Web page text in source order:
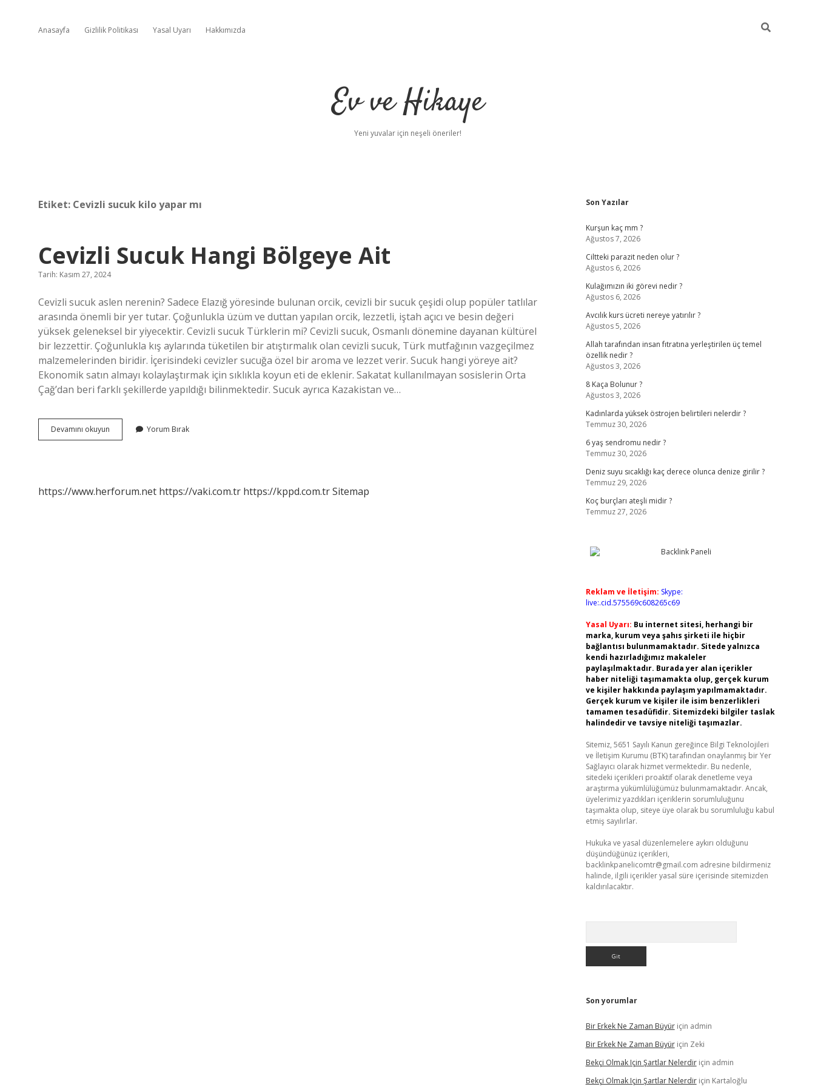
Anasayfa Gizlilik Politikası Yasal Uyarı Hakkımızda
Ev ve Hikaye
Yeni yuvalar için neşeli öneriler!
Etiket: Cevizli sucuk kilo yapar mı
Cevizli Sucuk Hangi Bölgeye Ait
Tarih: Kasım 27, 2024
Cevizli sucuk aslen nerenin? Sadece Elazığ yöresinde bulunan orcik, cevizli bir sucuk çeşidi olup popüler tatlılar
arasında önemli bir yer tutar. Çoğunlukla üzüm ve duttan yapılan orcik, lezzetli, iştah açıcı ve besin değeri
yüksek geleneksel bir yiyecektir. Cevizli sucuk Türklerin mi? Cevizli sucuk, Osmanlı dönemine dayanan kültürel
bir lezzettir. Çoğunlukla kış aylarında tüketilen bir atıştırmalık olan cevizli sucuk, Türk mutfağının vazgeçilmez
malzemelerinden biridir. İçerisindeki cevizler sucuğa özel bir aroma ve lezzet verir. Sucuk hangi yöreye ait?
Ekonomik satın almayı kolaylaştırmak için sıklıkla koyun eti de eklenir. Sakatat kullanılmayan sosislerin Orta
Çağ’dan beri farklı şekillerde yapıldığı bilinmektedir. Sucuk ayrıca Kazakistan ve…
Devamını okuyun
Sucuk
Yorum Bırak
https://www.herforum.net https://vaki.com.tr https://kppd.com.trSitemap
Sidebar
Son Yazılar
Kurşun kaç mm ?
Ağustos 7, 2026
Ciltteki parazit neden olur ?
Ağustos 6, 2026
Kulağımızın iki görevi nedir ?
Ağustos 6, 2026
Avcılık kurs ücreti nereye yatırılır ?
Ağustos 5, 2026
Allah tarafından insan fıtratına yerleştirilen üç temel
özellik nedir ?
Ağustos 3, 2026
8 Kaça Bolunur ?
Ağustos 3, 2026
Kadınlarda yüksek östrojen belirtileri nelerdir ?
Temmuz 30, 2026
6 yaş sendromu nedir ?
Temmuz 30, 2026
Deniz suyu sıcaklığı kaç derece olunca denize girilir ?
Temmuz 29, 2026
Koç burçları ateşli midir ?
Temmuz 27, 2026
Reklam ve İletişim: Skype:
live:.cid.575569c608265c69
Yasal Uyarı: Bu internet sitesi, herhangi bir
marka, kurum veya şahıs şirketi ile hiçbir
bağlantısı bulunmamaktadır. Sitede yalnızca
kendi hazırladığımız makaleler
paylaşılmaktadır. Burada yer alan içerikler
haber niteliği taşımamakta olup, gerçek kurum
ve kişiler hakkında paylaşım yapılmamaktadır.
Gerçek kurum ve kişiler ile isim benzerlikleri
tamamen tesadüfidir. Sitemizdeki bilgiler taslak
halindedir ve tavsiye niteliği taşımazlar.
Sitemiz, 5651 Sayılı Kanun gereğince Bilgi Teknolojileri
ve İletişim Kurumu (BTK) tarafından onaylanmış bir Yer
Sağlayıcı olarak hizmet vermektedir. Bu nedenle,
sitedeki içerikleri proaktif olarak denetleme veya
araştırma yükümlülüğümüz bulunmamaktadır. Ancak,
üyelerimiz yazdıkları içeriklerin sorumluluğunu
taşımakta olup, siteye üye olarak bu sorumluluğu kabul
etmiş sayılırlar.
Hukuka ve yasal düzenlemelere aykırı olduğunu
düşündüğünüz içerikleri,
backlinkpanelicomtr@gmail.com adresine bildirmeniz
halinde, ilgili içerikler yasal süre içerisinde sitemizden
kaldırılacaktır.
Son yorumlar
Bir Erkek Ne Zaman Büyüriçin admin
Bir Erkek Ne Zaman Büyüriçin Zeki
Bekçi Olmak Için Şartlar Nelerdiriçin admin
Bekçi Olmak Için Şartlar Nelerdiriçin Kartaloğlu